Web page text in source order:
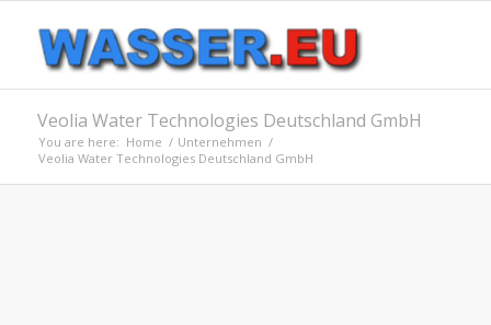
Veolia Water Technologies Deutschland GmbH
You are here: Home / Unternehmen /
Veolia Water Technologies Deutschland GmbH